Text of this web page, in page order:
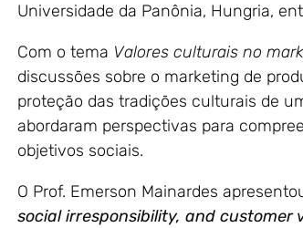
Universidade da Panônia, Hungria,
Com o tema Valores culturais no
discussões sobre o marketing de
proteção das tradições culturais de
abordaram perspectivas para
objetivos sociais.
O Prof. Emerson Mainardes
social irresponsibility, and customer